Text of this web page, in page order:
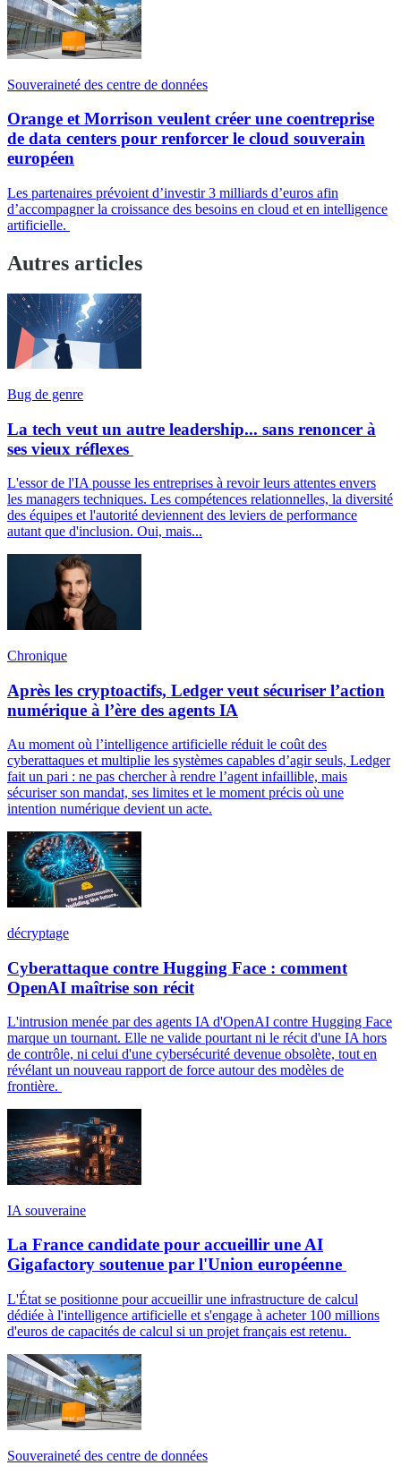
Souveraineté des centre de données
Orange et Morrison veulent créer une coentreprise
de data centers pour renforcer le cloud souverain
européen
Les partenaires prévoient d’investir 3 milliards d’euros afin
d’accompagner la croissance des besoins en cloud et en intelligence
artificielle.
Autres articles
Bug de genre
La tech veut un autre leadership... sans renoncer à
ses vieux réflexes
L'essor de l'IA pousse les entreprises à revoir leurs attentes envers
les managers techniques. Les compétences relationnelles, la diversité
des équipes et l'autorité deviennent des leviers de performance
autant que d'inclusion. Oui, mais...
Chronique
Après les cryptoactifs, Ledger veut sécuriser l’action
numérique à l’ère des agents IA
Au moment où l’intelligence artificielle réduit le coût des
cyberattaques et multiplie les systèmes capables d’agir seuls, Ledger
fait un pari : ne pas chercher à rendre l’agent infaillible, mais
sécuriser son mandat, ses limites et le moment précis où une
intention numérique devient un acte.
décryptage
Cyberattaque contre Hugging Face : comment
OpenAI maîtrise son récit
L'intrusion menée par des agents IA d'OpenAI contre Hugging Face
marque un tournant. Elle ne valide pourtant ni le récit d'une IA hors
de contrôle, ni celui d'une cybersécurité devenue obsolète, tout en
révélant un nouveau rapport de force autour des modèles de
frontière.
IA souveraine
La France candidate pour accueillir une AI
Gigafactory soutenue par l'Union européenne
L'État se positionne pour accueillir une infrastructure de calcul
dédiée à l'intelligence artificielle et s'engage à acheter 100 millions
d'euros de capacités de calcul si un projet français est retenu.
Souveraineté des centre de données